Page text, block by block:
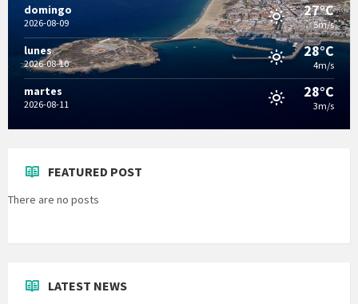
domingo
2026-08-09
27°C
5m/s
lunes
2026-08-10
28°C
4m/s
martes
2026-08-11
28°C
3m/s
FEATURED POST
There are no posts
LATEST NEWS